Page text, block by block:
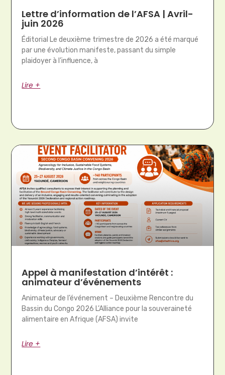
Lettre d’information de l’AFSA | Avril-
juin 2026
Éditorial Le deuxième trimestre de 2026 a été marqué
par une évolution manifeste, passant du simple
plaidoyer à l’influence, à
Lire +
Appel à manifestation d’intérêt :
animateur d’événements
Animateur de l’événement – Deuxième Rencontre du
Bassin du Congo 2026 L’Alliance pour la souveraineté
alimentaire en Afrique (AFSA) invite
Lire +